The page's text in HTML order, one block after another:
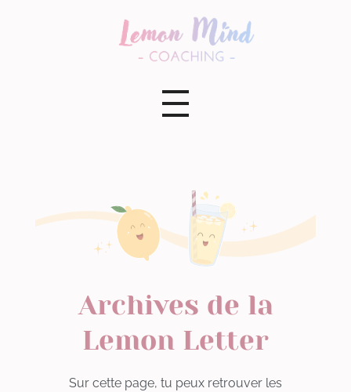
Archives de la
Lemon Letter
Sur cette page, tu peux retrouver les